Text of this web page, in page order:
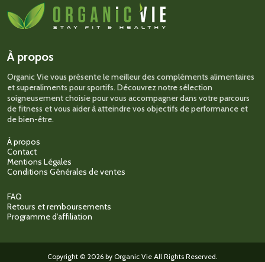
options
peuvent
être
la
du
produit
À propos
Organic Vie vous présente le meilleur des compléments alimentaires
et superaliments pour sportifs. Découvrez notre sélection
soigneusement choisie pour vous accompagner dans votre parcours
de fitness et vous aider à atteindre vos objectifs de performance et
de bien-être.
À propos
Contact
Mentions Légales
Conditions Générales de ventes
FAQ
Retours et remboursements
Programme d’affiliation
Copyright © 2026 by Organic Vie All Rights Reserved.